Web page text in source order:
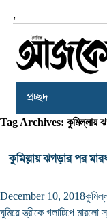
,
প্রচ্ছদ
Tag Archives: কুমিল্লায়
কুমিল্লায় ঝগড়ার পর
December 10, 2018
ঘুমিয়ে স্ত্রীকে গলাটিপে মারলো